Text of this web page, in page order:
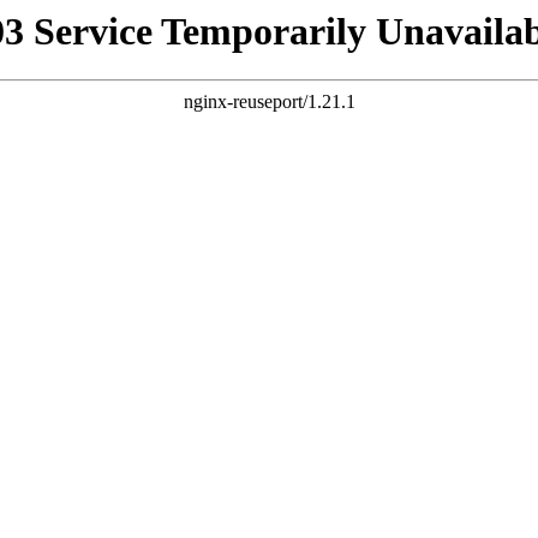
Service Temporarily
nginx-reuseport/1.21.1